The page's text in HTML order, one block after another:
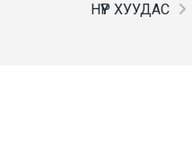
НҮҮР ХУУДАС